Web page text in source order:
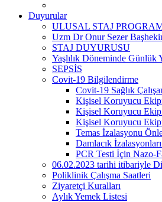
Duyurular
ULUSAL STAJ
Uzm Dr Onur Sezer
STAJ DUYURUSU
Yaşlılık Döneminde Günlük
SEPSİS
Covit-19 Bilgilendirme
Covit-19 Sağlık
Kişisel Koruyucu
Kişisel Koruyucu
Kişisel Koruyucu
Temas İzalasyonu
Damlacık
PCR Testi İçin Nazo-
06.02.2023 tarihi itibariyle
Poliklinik Çalışma Saatleri
Ziyaretçi Kuralları
Aylık Yemek Listesi